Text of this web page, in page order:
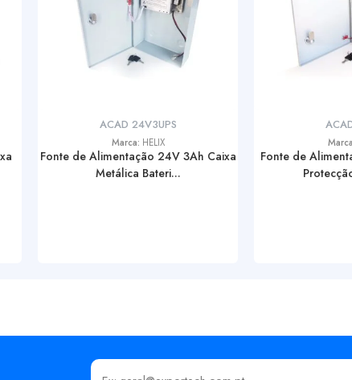
ACAD 24V3UPS
Marca: HELIX
Fonte de Alimentação 24V 3Ah Caixa
Metálica Bateri...
Fonte de